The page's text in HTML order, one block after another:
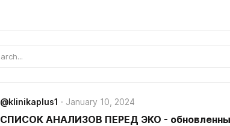
@klinikaplus1 January 10, 2024
СПИСОК АНАЛИЗОВ ПЕРЕД ЭКО -